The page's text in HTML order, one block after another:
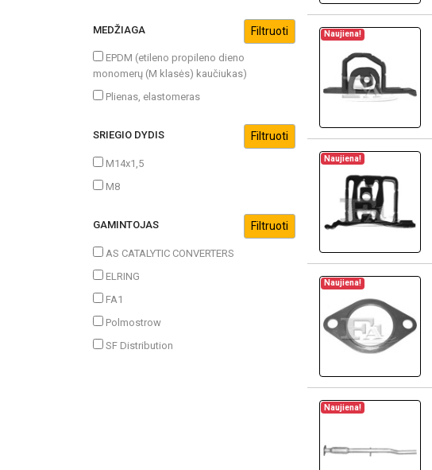
MEDŽIAGA
EPDM (etileno propileno dieno
monomerų (M klasės) kaučiukas)
Plienas, elastomeras
SRIEGIO DYDIS
M14x1,5
M8
GAMINTOJAS
AS CATALYTIC CONVERTERS
ELRING
FA1
Polmostrow
SF Distribution
Naujiena!
Naujiena!
Naujiena!
Naujiena!